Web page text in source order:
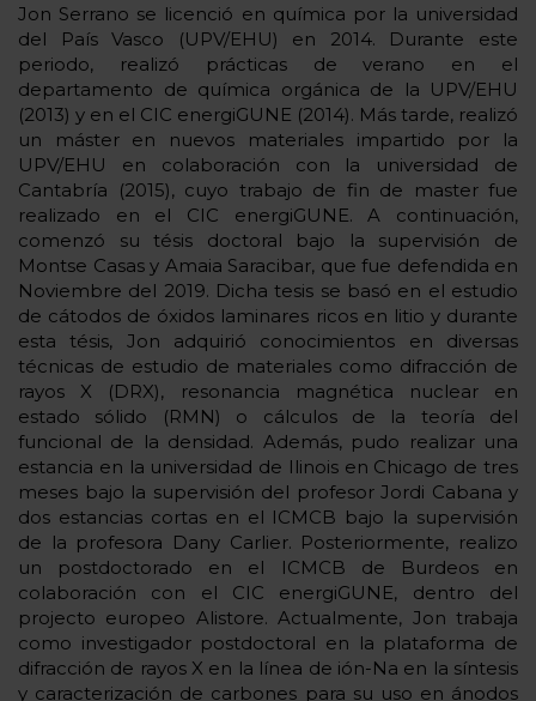
Jon Serrano se licenció en química por la universidad
del País Vasco (UPV/EHU) en 2014. Durante este
periodo, realizó prácticas de verano en el
departamento de química orgánica de la UPV/EHU
(2013) y en el CIC energiGUNE (2014). Más tarde, realizó
un máster en nuevos materiales impartido por la
UPV/EHU en colaboración con la universidad de
Cantabría (2015), cuyo trabajo de fin de master fue
realizado en el CIC energiGUNE. A continuación,
comenzó su tésis doctoral bajo la supervisión de
Montse Casas y Amaia Saracibar, que fue defendida en
Noviembre del 2019. Dicha tesis se basó en el estudio
de cátodos de óxidos laminares ricos en litio y durante
esta tésis, Jon adquirió conocimientos en diversas
técnicas de estudio de materiales como difracción de
rayos X (DRX), resonancia magnética nuclear en
estado sólido (RMN) o cálculos de la teoría del
funcional de la densidad. Además, pudo realizar una
estancia en la universidad de Ilinois en Chicago de tres
meses bajo la supervisión del profesor Jordi Cabana y
dos estancias cortas en el ICMCB bajo la supervisión
de la profesora Dany Carlier. Posteriormente, realizo
un postdoctorado en el ICMCB de Burdeos en
colaboración con el CIC energiGUNE, dentro del
projecto europeo Alistore. Actualmente, Jon trabaja
como investigador postdoctoral en la plataforma de
difracción de rayos X en la línea de ión-Na en la síntesis
y caracterización de carbones para su uso en ánodos